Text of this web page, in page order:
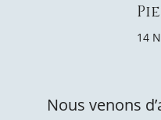
14
Nous venons